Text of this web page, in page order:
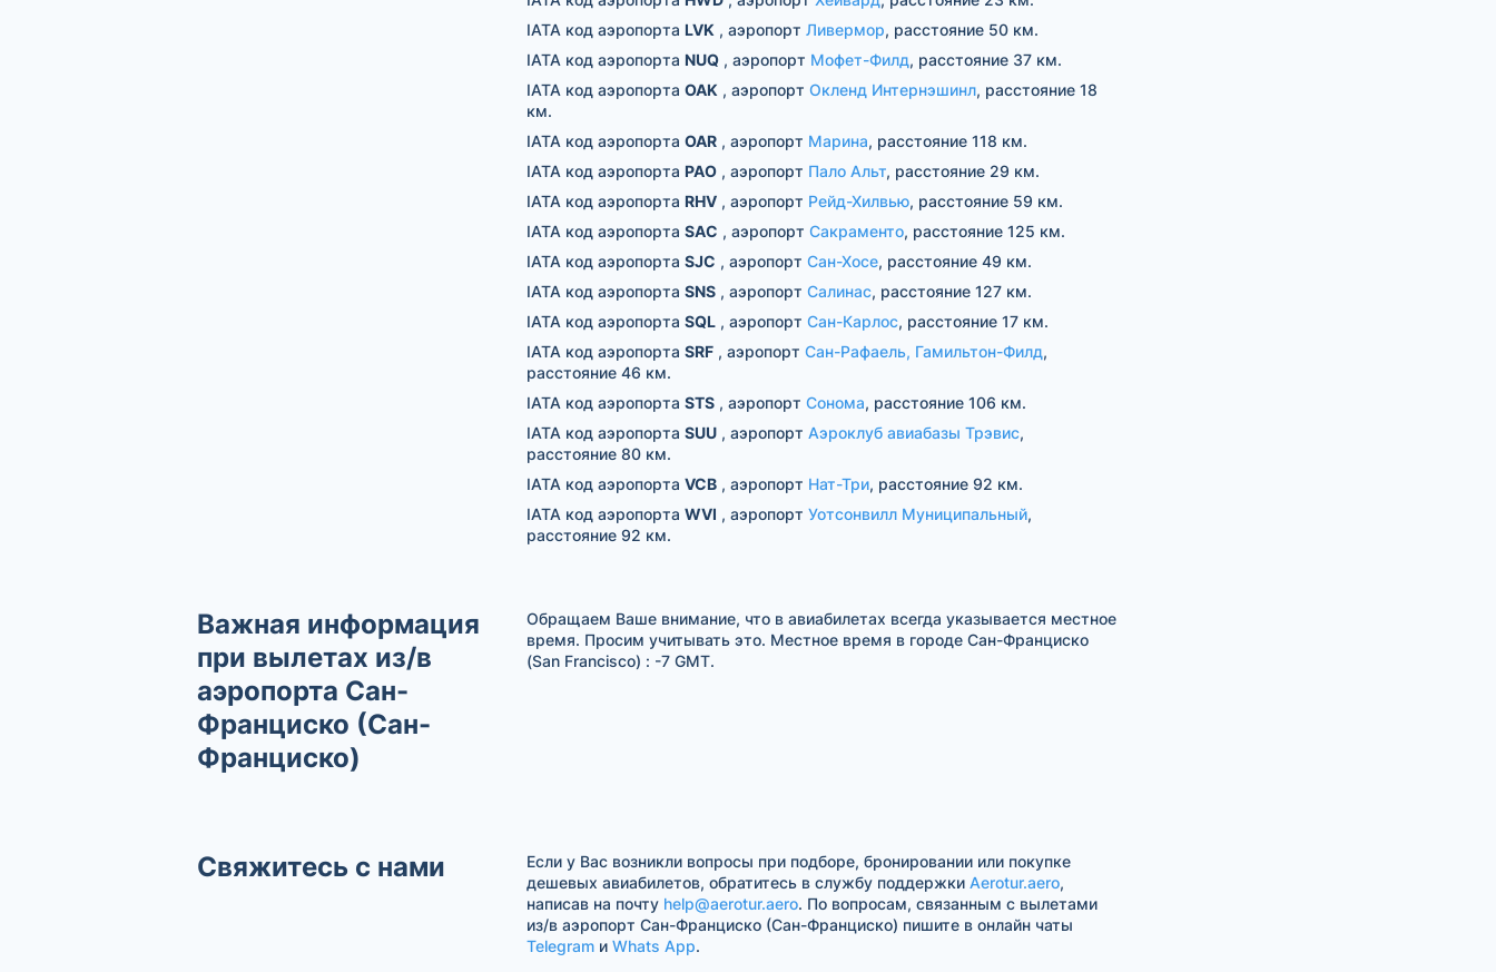
IATA код аэропорта LVK , аэропорт Ливермор, расстояние 50 км.
IATA код аэропорта NUQ, аэропорт Мофет-Филд, расстояние 37 км.
IATA код аэропорта OAK , аэропорт Окленд Интернэшинл, расстояние 18
км.
IATA код аэропорта OAR, аэропорт Марина, расстояние 118 км.
IATA код аэропорта PAO, аэропорт Пало Альт, расстояние 29 км.
IATA код аэропорта RHV, аэропорт Рейд-Хилвью, расстояние 59 км.
IATA код аэропорта SAC , аэропорт Сакраменто, расстояние 125 км.
IATA код аэропорта SJC , аэропорт Сан-Хосе, расстояние 49 км.
IATA код аэропорта SNS, аэропорт Салинас, расстояние 127 км.
IATA код аэропорта SQL, аэропорт Сан-Карлос, расстояние 17 км.
IATA код аэропорта SRF, аэропорт Сан-Рафаель, Гамильтон-Филд,
расстояние 46 км.
IATA код аэропорта STS, аэропорт Сонома, расстояние 106 км.
IATA код аэропорта SUU, аэропорт Аэроклуб авиабазы Трэвис,
расстояние 80 км.
IATA код аэропорта VCB, аэропорт Нат-Три, расстояние 92 км.
IATA код аэропорта WVI , аэропорт Уотсонвилл Муниципальный,
расстояние 92 км.
Важная информация
при вылетах из/в
аэропорта Сан-
Франциско (Сан-
Франциско)
Обращаем Ваше внимание, что в авиабилетах всегда указывается местное
время. Просим учитывать это. Местное время в городе Сан-Франциско
(San Francisco) : -7 GMT.
Свяжитесь с нами
Если у Вас возникли вопросы при подборе, бронировании или покупке
дешевых авиабилетов, обратитесь в службу поддержки Aerotur.aero,
написав на почту help@aerotur.aero. По вопросам, связанным с вылетами
из/в аэропорт Сан-Франциско (Сан-Франциско) пишите в онлайн чаты
Telegramи Whats App.